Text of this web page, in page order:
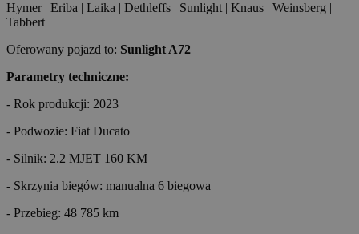
Hymer | Eriba | Laika | Dethleffs | Sunlight | Knaus | Weinsberg |
Tabbert
Oferowany pojazd to: Sunlight A72
Parametry techniczne:
- Rok produkcji: 2023
- Podwozie: Fiat Ducato
- Silnik: 2.2 MJET 160 KM
- Skrzynia biegów: manualna 6 biegowa
- Przebieg: 48 785 km